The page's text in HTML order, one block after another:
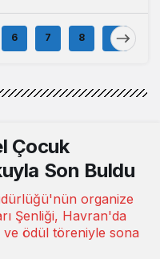
‘Büyük
6 7 8 9
Çocuk
Son Buldu
organize
Şenliği, Havran'da
ve ödül töreniyle sona